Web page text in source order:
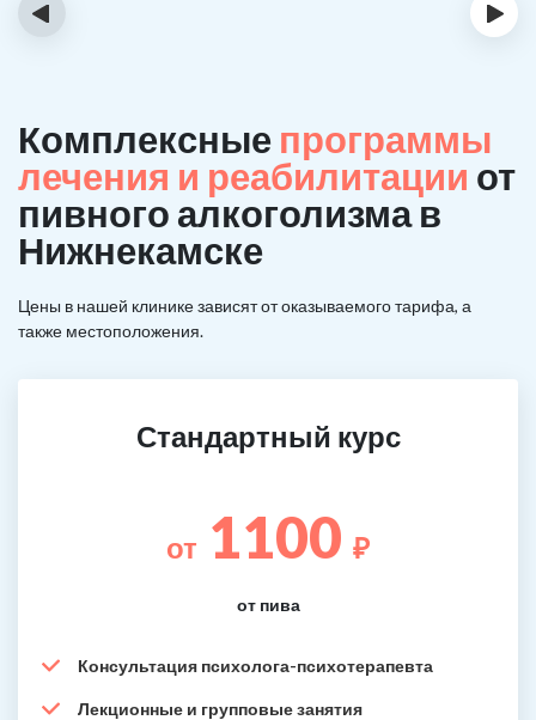
‹ ›
Комплексные программы
лечения и реабилитации от
пивного алкоголизма в
Нижнекамске
Цены в нашей клинике зависят от оказываемого тарифа, а
также местоположения.
Стандартный курс
от 1100 ₽
от пива
Консультация психолога-психотерапевта
Лекционные и групповые занятия